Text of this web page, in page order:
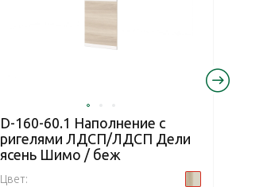
D-160-60.1 Наполнение с
ригелями ЛДСП/ЛДСП Дели
ясень Шимо / беж
Цвет: